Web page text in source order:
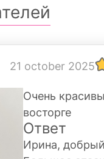
21 october 2025
Очень
восторге
Ответ
Ирина,